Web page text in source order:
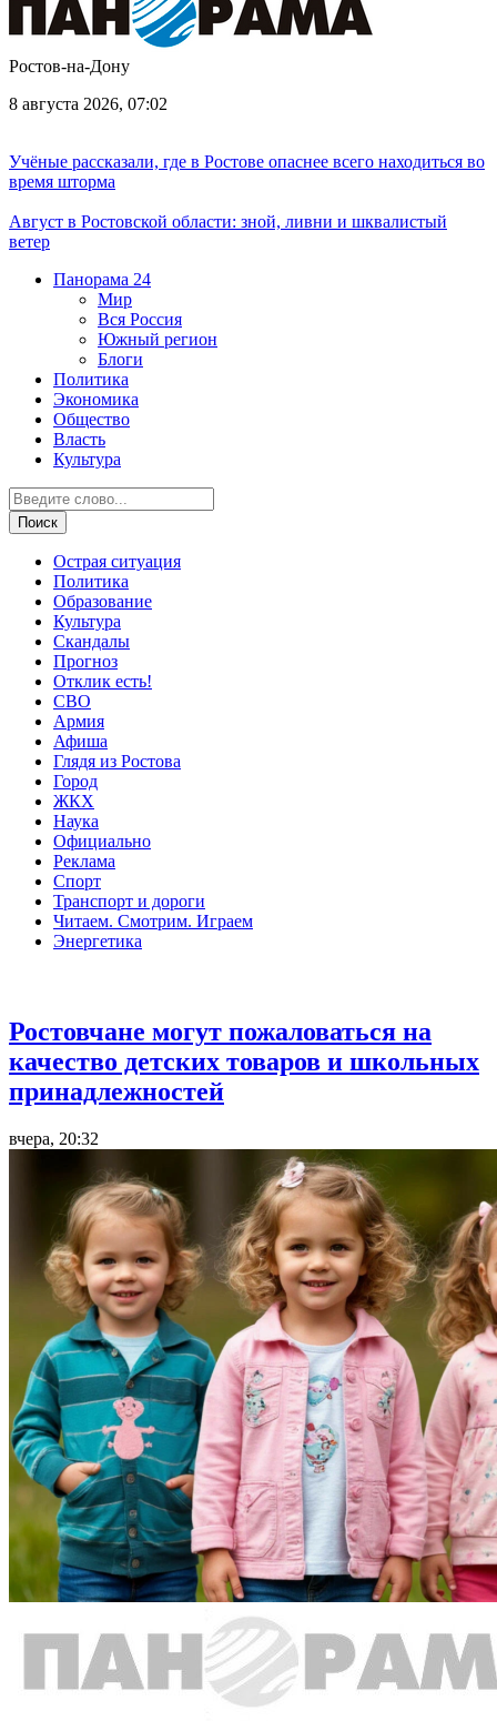
Ростов-на-Дону
8 августа 2026, 07:02
Учёные рассказали, где в Ростове опаснее всего находиться во
время шторма
Август в Ростовской области: зной, ливни и шквалистый
ветер
Панорама 24
Мир
Вся Россия
Южный регион
Блоги
Политика
Экономика
Общество
Власть
Культура
Острая ситуация
Политика
Образование
Культура
Скандалы
Прогноз
Отклик есть!
СВО
Армия
Афиша
Глядя из Ростова
Город
ЖКХ
Наука
Официально
Реклама
Спорт
Транспорт и дороги
Читаем. Смотрим. Играем
Энергетика
Ростовчане могут пожаловаться на
качество детских товаров и школьных
принадлежностей
вчера, 20:32